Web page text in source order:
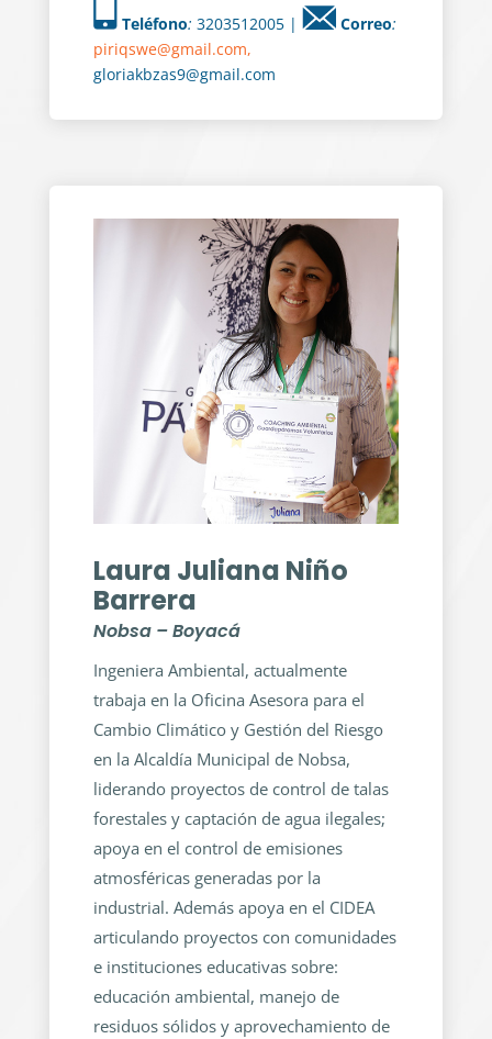
Teléfono: 3203512005 | Correo:
piriqswe@gmail.com,
gloriakbzas9@gmail.com
Laura Juliana Niño
Barrera
Nobsa – Boyacá
Ingeniera Ambiental, actualmente
trabaja en la Oficina Asesora para el
Cambio Climático y Gestión del Riesgo
en la Alcaldía Municipal de Nobsa,
liderando proyectos de control de talas
forestales y captación de agua ilegales;
apoya en el control de emisiones
atmosféricas generadas por la
industrial. Además apoya en el CIDEA
articulando proyectos con comunidades
e instituciones educativas sobre:
educación ambiental, manejo de
residuos sólidos y aprovechamiento de